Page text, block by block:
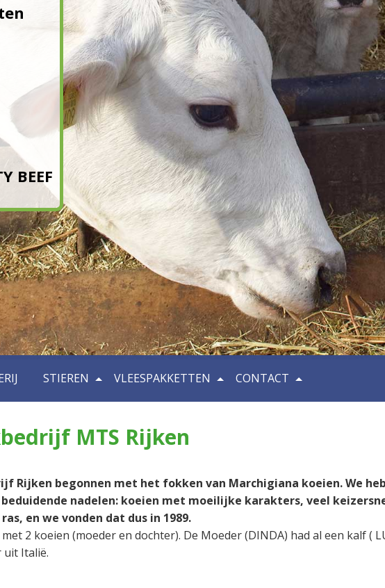
BEEF
STIEREN VLEESPAKKETTEN CONTACT
MTS Rijken
Rijken begonnen met het fokken van Marchigiana koeien. We
nadelen: koeien met moeilijke karakters, veel
en we vonden dat dus in 1989.
2 koeien (moeder en dochter). De Moeder (DINDA) had al een kalf (
uit Italië.